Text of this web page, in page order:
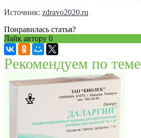
Источник: zdravo2020.ru
Понравилась статья?
Лайк автору 0
Рекомендуем по теме